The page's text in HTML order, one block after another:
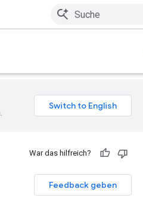
War das hilfreich?
Feedback geben